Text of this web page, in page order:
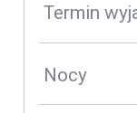
Termin
Nocy